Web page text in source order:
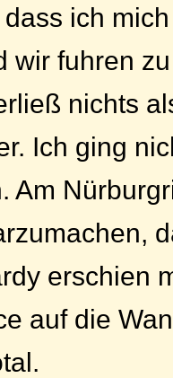
ich
wir fuhren
nichts
Ich ging
Am
erschien
auf die